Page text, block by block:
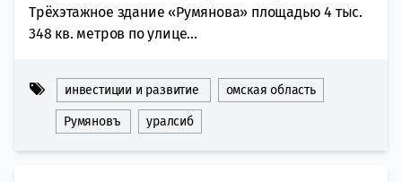
Трёхэтажное здание «Румянова» площадью 4 тыс.
348 кв. метров по улице...
инвестиции и развитие омская область
Румяновъ уралсиб